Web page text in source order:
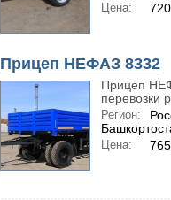
Цена:
Прицеп НЕФАЗ 8332
Прицеп
перевозки
Регион:
Цена: